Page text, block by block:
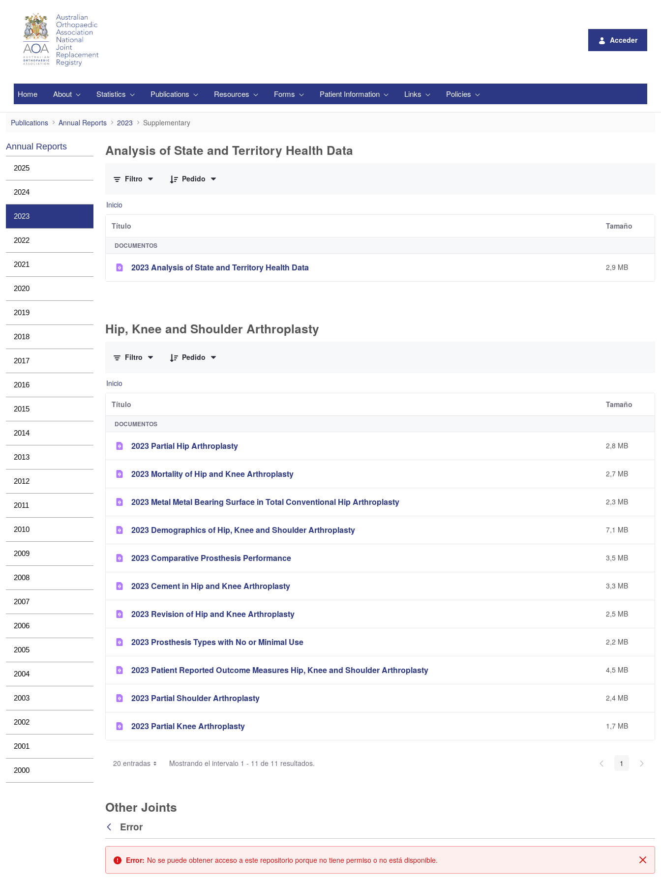
Acceder
Home About Statistics Publications Resources Forms Patient Information Links Policies
Supplementary
Publications Annual Reports 2023 Supplementary
Annual Reports
2025
2024
2023
2022
2021
2020
2019
2018
2017
2016
2015
2014
2013
2012
2011
2010
2009
2008
2007
2006
2005
2004
2003
2002
2001
2000
Analysis of State and Territory Health Data
Filtro
Pedido
Inicio
Título Tamaño
DOCUMENTOS
2023 Analysis of State and Territory Health Data 2,9 MB
Hip, Knee and Shoulder Arthroplasty
Filtro
Pedido
Inicio
Título Tamaño
DOCUMENTOS
2023 Partial Hip Arthroplasty 2,8 MB
2023 Mortality of Hip and Knee Arthroplasty 2,7 MB
2023 Metal Metal Bearing Surface in Total Conventional Hip Arthroplasty 2,3 MB
2023 Demographics of Hip, Knee and Shoulder Arthroplasty 7,1 MB
2023 Comparative Prosthesis Performance 3,5 MB
2023 Cement in Hip and Knee Arthroplasty 3,3 MB
2023 Revision of Hip and Knee Arthroplasty 2,5 MB
2023 Prosthesis Types with No or Minimal Use 2,2 MB
2023 Patient Reported Outcome Measures Hip, Knee and Shoulder Arthroplasty 4,5 MB
2023 Partial Shoulder Arthroplasty 2,4 MB
2023 Partial Knee Arthroplasty 1,7 MB
20 entradas Mostrando el intervalo 1 - 11 de 11 resultados. 1
Other Joints
Atrás
Error
Error: No se puede obtener acceso a este repositorio porque no tiene permiso o no está disponible.